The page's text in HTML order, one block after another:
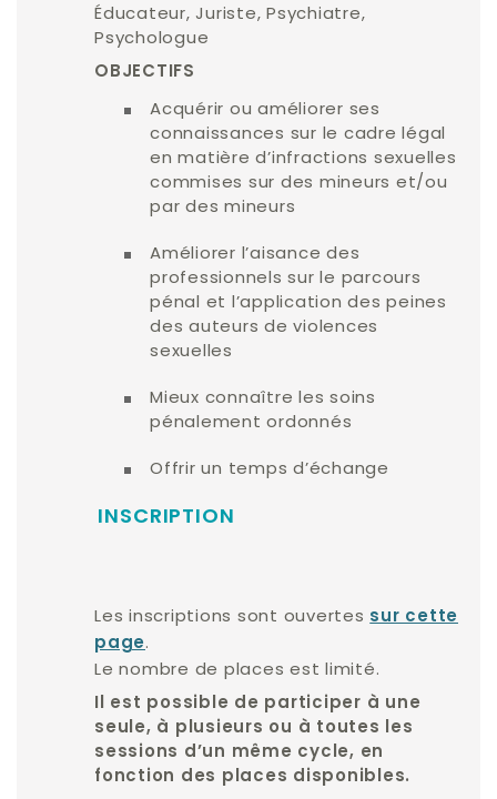
Éducateur, Juriste, Psychiatre,
Psychologue
OBJECTIFS
Acquérir ou améliorer ses
connaissances sur le cadre légal
en matière d’infractions sexuelles
commises sur des mineurs et/ou
par des mineurs
Améliorer l’aisance des
professionnels sur le parcours
pénal et l’application des peines
des auteurs de violences
sexuelles
Mieux connaître les soins
pénalement ordonnés
Offrir un temps d’échange
INSCRIPTION
Les inscriptions sont ouvertes sur cette
page .
Le nombre de places est limité.
Il est possible de participer à une
seule, à plusieurs ou à toutes les
sessions d’un même cycle, en
fonction des places disponibles.